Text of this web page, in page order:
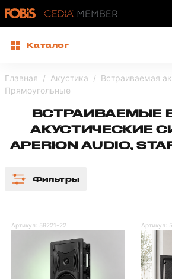
Каталог
Главная Акустика
Встраиваемая
Прямоугольные
ВСТРАИВАЕМЫЕ
АКУСТИЧЕСКИЕ
APERION AUDIO,
Фильтры
Артикул: 59221-22 Артикул: